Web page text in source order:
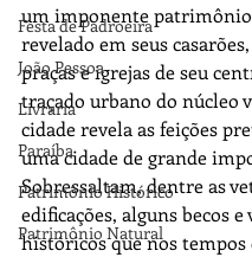
Festa de Padroeira
João Pessoa
Livraria
Paraíba
Patrimônio Histórico
Patrimônio Natural
um imponente
revelado em seus
praças e igrejas de seu
traçado urbano do núcleo
cidade revela as feições
uma cidade de grande
Sobressaltam, dentre as
edificações, alguns becos e
históricos que nos tempos